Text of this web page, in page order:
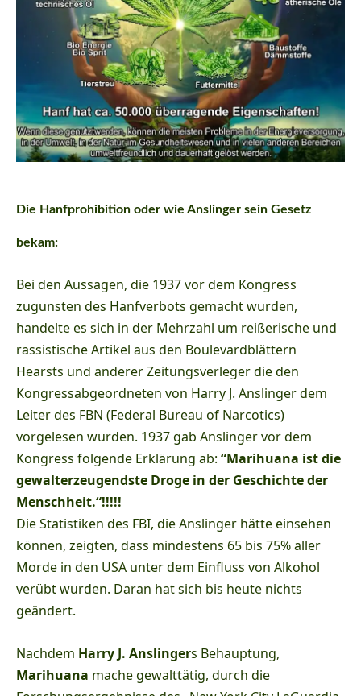
Die Hanfprohibition oder wie Anslinger sein Gesetz
bekam:
Bei den Aussagen, die 1937 vor dem Kongress
zugunsten des Hanfverbots gemacht wurden,
handelte es sich in der Mehrzahl um reißerische und
rassistische Artikel aus den Boulevardblättern
Hearsts und anderer Zeitungsverleger die den
Kongressabgeordneten von Harry J. Anslinger dem
Leiter des FBN (Federal Bureau of Narcotics)
vorgelesen wurden. 1937 gab Anslinger vor dem
Kongress folgende Erklärung ab: “Marihuana ist die
gewalterzeugendste Droge in der Geschichte der
Menschheit.“!!!!!
Die Statistiken des FBI, die Anslinger hätte einsehen
können, zeigten, dass mindestens 65 bis 75% aller
Morde in den USA unter dem Einfluss von Alkohol
verübt wurden. Daran hat sich bis heute nichts
geändert.
Nachdem Harry J. Anslingers Behauptung,
Marihuana mache gewalttätig, durch die